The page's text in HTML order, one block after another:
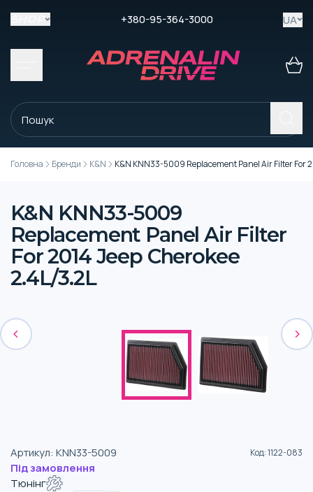
+380-95-364-3000 UA
Головна Бренди K&N K&N KNN33-5009 Replacement Panel Air Filter For
K&N KNN33-5009
Replacement Panel Air Filter
For 2014 Jeep Cherokee
2.4L/3.2L
Артикул: KNN33-5009 Код:1122-083
Під замовлення
Тюнінг